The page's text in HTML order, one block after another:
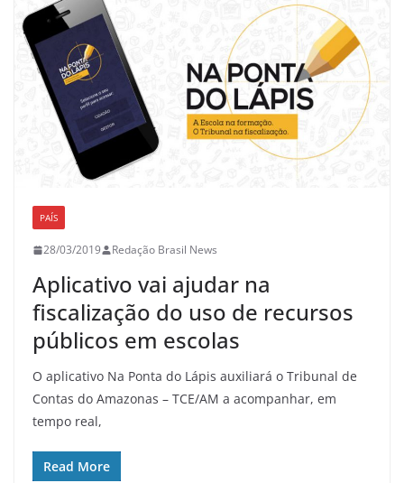
PAÍS
28/03/2019 Redação Brasil News
Aplicativo vai ajudar na
fiscalização do uso de recursos
públicos em escolas
O aplicativo Na Ponta do Lápis auxiliará o Tribunal de
Contas do Amazonas – TCE/AM a acompanhar, em
tempo real,
Read More